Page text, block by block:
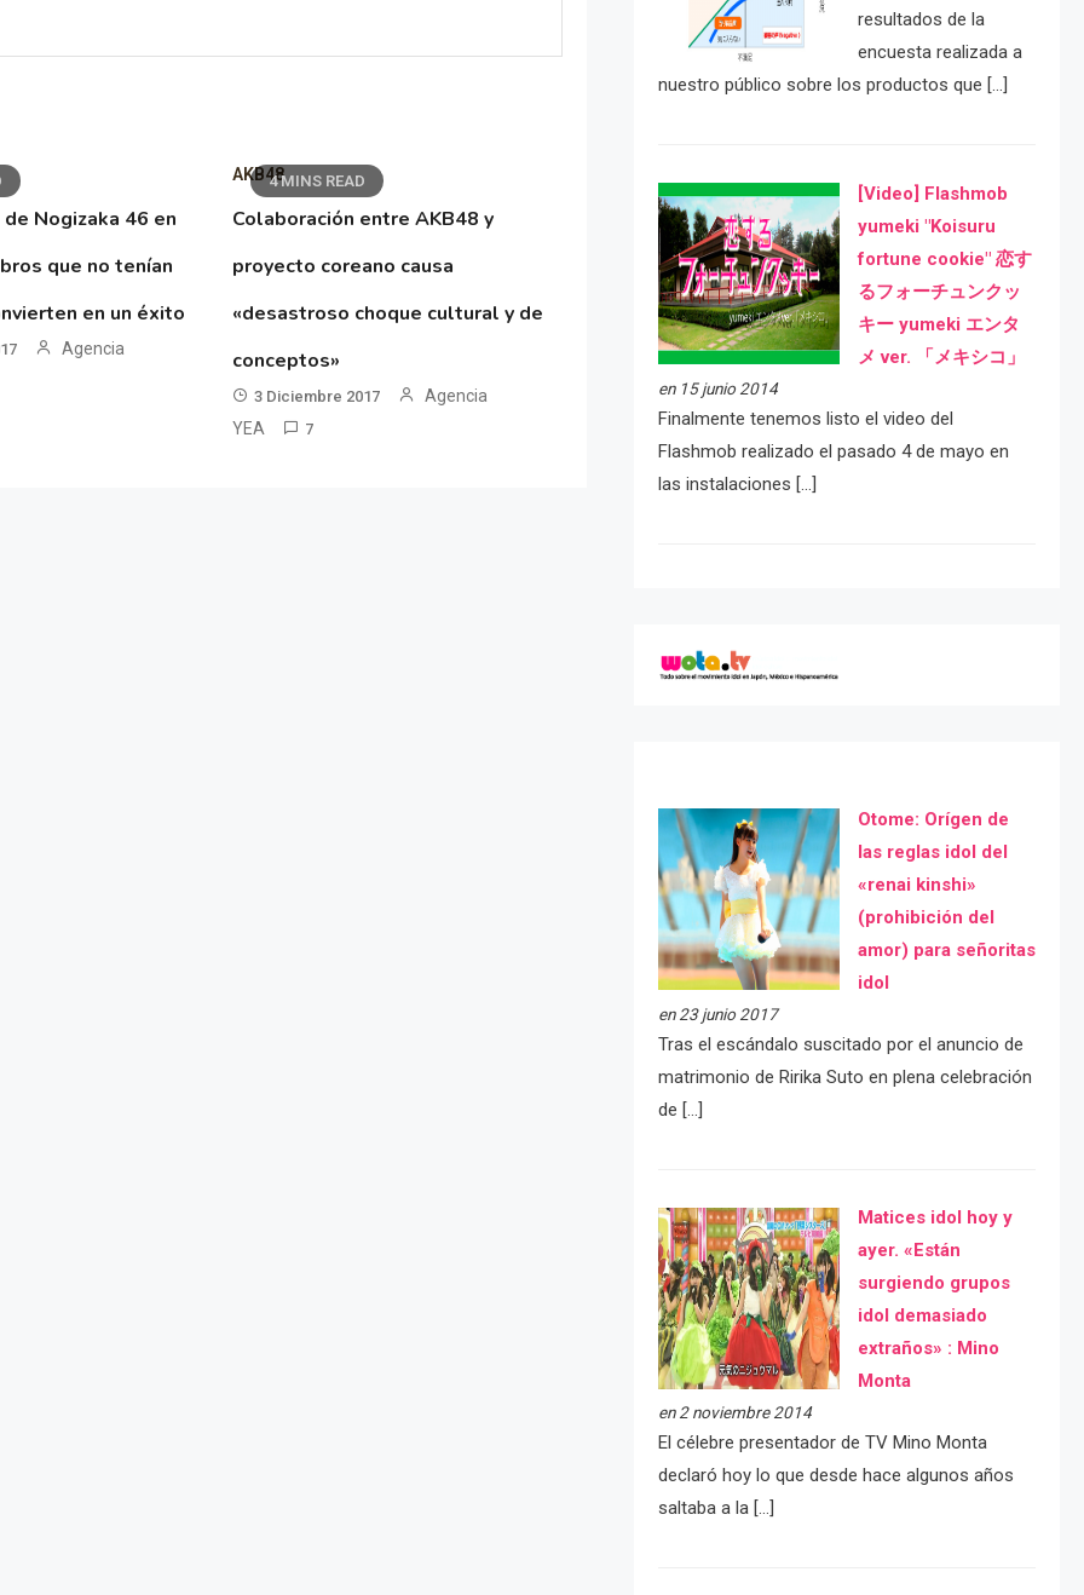
Nogizaka 46 en
que no tenían
en un éxito
Agencia
4 MINS READ
AKB48
Colaboración entre AKB48 y
proyecto coreano causa
«desastroso choque cultural y de
conceptos»
3 Diciembre 2017
Agencia
YEA
7
resultados de la
encuesta realizada a
nuestro público sobre los productos que […]
[Video] Flashmob
yumeki "Koisuru
fortune cookie" 恋す
るフォーチュンクッ
キー yumeki エンタ
メ ver. 「メキシコ」
en 15 junio 2014
Finalmente tenemos listo el video del
Flashmob realizado el pasado 4 de mayo en
las instalaciones […]
Otome: Orígen de
las reglas idol del
«renai kinshi»
(prohibición del
amor) para señoritas
idol
en 23 junio 2017
Tras el escándalo suscitado por el anuncio de
matrimonio de Ririka Suto en plena celebración
de […]
Matices idol hoy y
ayer. «Están
surgiendo grupos
idol demasiado
extraños» : Mino
Monta
en 2 noviembre 2014
El célebre presentador de TV Mino Monta
declaró hoy lo que desde hace algunos años
saltaba a la […]